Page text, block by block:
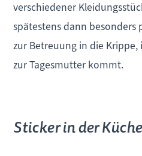
verschiedener
spätestens dann besonders
zur Betreuung in die
zur Tagesmutter kommt.
Sticker in der Küche